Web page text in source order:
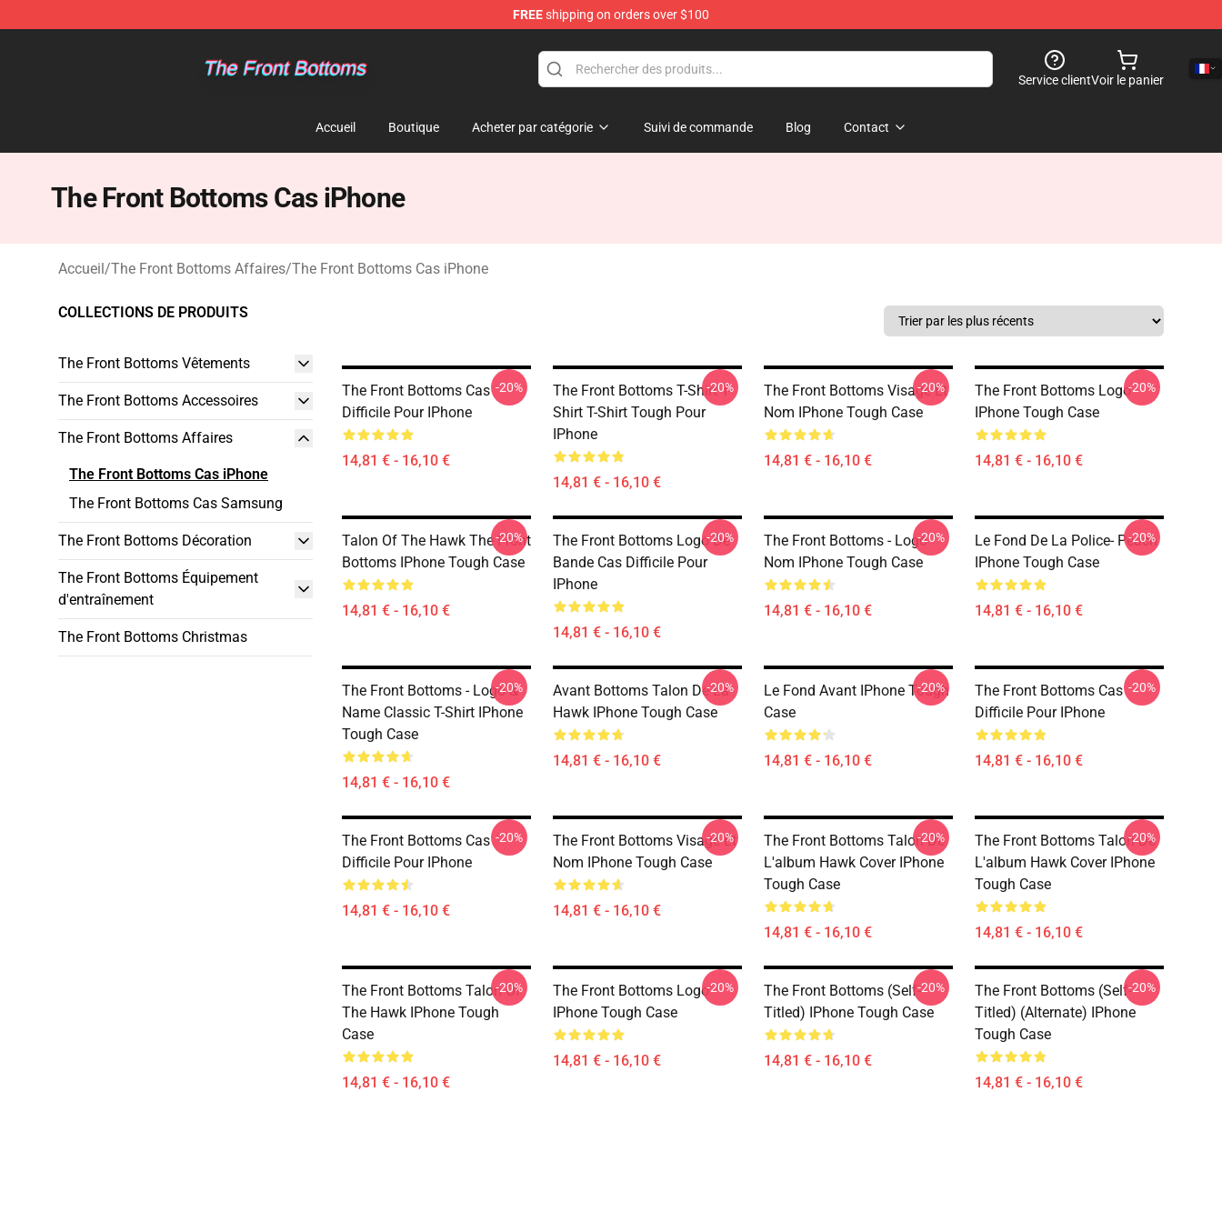
FREEshipping on orders over $100
Service clientVoir le panier
Accueil Boutique Acheter par catégorie Suivi de commande Blog Contact
The Front Bottoms Cas iPhone
Accueil/The Front Bottoms Affaires/The Front Bottoms Cas iPhone
COLLECTIONS DE PRODUITS
The Front Bottoms Vêtements
The Front Bottoms Accessoires
The Front Bottoms Affaires
The Front Bottoms Cas iPhone
The Front Bottoms Cas Samsung
The Front Bottoms Décoration
The Front Bottoms Équipement
d'entraînement
The Front Bottoms Christmas
The Front Bottoms Cas
Difficile Pour IPhone
14,81 € - 16,10 €
-20%
The Front Bottoms T-Shirt T-
Shirt T-Shirt Tough Pour
IPhone
14,81 € - 16,10 €
-20%
The Front Bottoms Visage Et
Nom IPhone Tough Case
14,81 € - 16,10 €
-20%
The Front Bottoms Logo
IPhone Tough Case
14,81 € - 16,10 €
-20%
Talon Of The Hawk The Front
Bottoms IPhone Tough Case
14,81 € - 16,10 €
-20%
The Front Bottoms Logo De
Bande Cas Difficile Pour
IPhone
14,81 € - 16,10 €
-20%
The Front Bottoms - Logo
Nom IPhone Tough Case
14,81 € - 16,10 €
-20%
Le Fond De La Police- Peach
IPhone Tough Case
14,81 € - 16,10 €
-20%
The Front Bottoms - Logo &
Name Classic T-Shirt IPhone
Tough Case
14,81 € - 16,10 €
-20%
Avant Bottoms Talon De La
Hawk IPhone Tough Case
14,81 € - 16,10 €
-20%
Le Fond Avant IPhone Tough
Case
14,81 € - 16,10 €
-20%
The Front Bottoms Cas
Difficile Pour IPhone
14,81 € - 16,10 €
-20%
The Front Bottoms Cas
Difficile Pour IPhone
14,81 € - 16,10 €
-20%
The Front Bottoms Visage Et
Nom IPhone Tough Case
14,81 € - 16,10 €
-20%
The Front Bottoms Talon De
L'album Hawk Cover IPhone
Tough Case
14,81 € - 16,10 €
-20%
The Front Bottoms Talon De
L'album Hawk Cover IPhone
Tough Case
14,81 € - 16,10 €
-20%
The Front Bottoms Talon Of
The Hawk IPhone Tough
Case
14,81 € - 16,10 €
-20%
The Front Bottoms Logo
IPhone Tough Case
14,81 € - 16,10 €
-20%
The Front Bottoms (Self-
Titled) IPhone Tough Case
14,81 € - 16,10 €
-20%
The Front Bottoms (Self-
Titled) (Alternate) IPhone
Tough Case
14,81 € - 16,10 €
-20%